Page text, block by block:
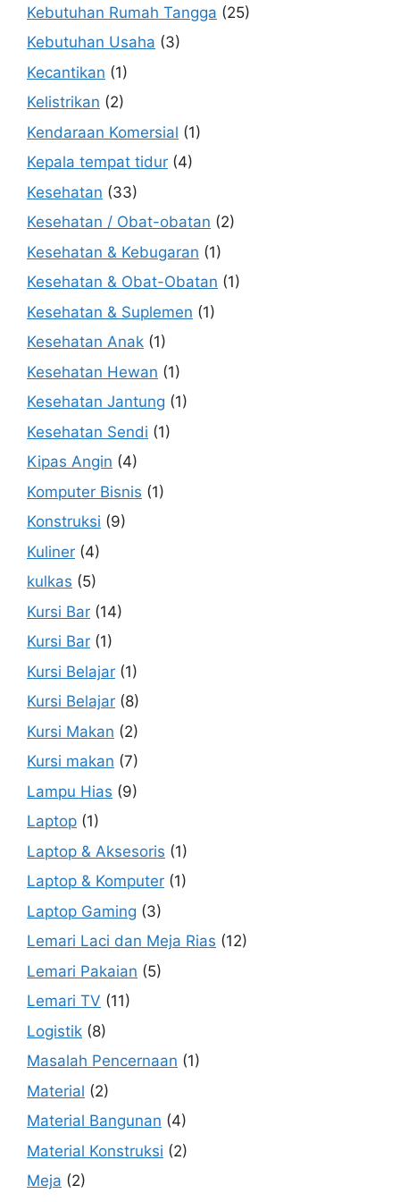
Kebutuhan Rumah Tangga (25)
Kebutuhan Usaha (3)
Kecantikan (1)
Kelistrikan (2)
Kendaraan Komersial (1)
Kepala tempat tidur (4)
Kesehatan (33)
Kesehatan / Obat-obatan (2)
Kesehatan & Kebugaran (1)
Kesehatan & Obat-Obatan (1)
Kesehatan & Suplemen (1)
Kesehatan Anak (1)
Kesehatan Hewan (1)
Kesehatan Jantung (1)
Kesehatan Sendi (1)
Kipas Angin (4)
Komputer Bisnis (1)
Konstruksi (9)
Kuliner (4)
kulkas (5)
Kursi Bar (14)
Kursi Bar (1)
Kursi Belajar (1)
Kursi Belajar (8)
Kursi Makan (2)
Kursi makan (7)
Lampu Hias (9)
Laptop (1)
Laptop & Aksesoris (1)
Laptop & Komputer (1)
Laptop Gaming (3)
Lemari Laci dan Meja Rias (12)
Lemari Pakaian (5)
Lemari TV (11)
Logistik (8)
Masalah Pencernaan (1)
Material (2)
Material Bangunan (4)
Material Konstruksi (2)
Meja (2)